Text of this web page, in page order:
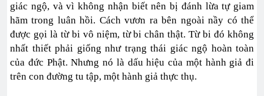
giác ngộ, và vì không nhận biết nên bị đánh lừa tự giam
hãm trong luân hồi. Cách vươn ra bên ngoài nầy có thể
được gọi là từ bi vô niệm, từ bi chân thật. Từ bi đó không
nhất thiết phải giống như trạng thái giác ngộ hoàn toàn
của đức Phật. Nhưng nó là dấu hiệu của một hành giả đi
trên con đường tu tập, một hành giả thực thụ.